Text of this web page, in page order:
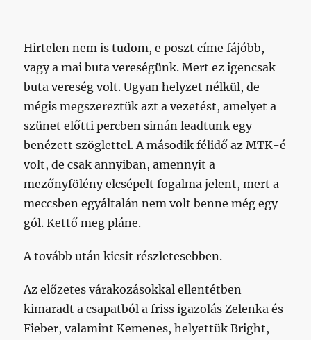
Hirtelen nem is tudom, e poszt címe fájóbb,
vagy a mai buta vereségünk. Mert ez igencsak
buta vereség volt. Ugyan helyzet nélkül, de
mégis megszereztük azt a vezetést, amelyet a
szünet előtti percben simán leadtunk egy
benézett szöglettel. A második félidő az MTK-é
volt, de csak annyiban, amennyit a
mezőnyfölény elcsépelt fogalma jelent, mert a
meccsben egyáltalán nem volt benne még egy
gól. Kettő meg pláne.
A tovább után kicsit részletesebben.
Az előzetes várakozásokkal ellentétben
kimaradt a csapatból a friss igazolás Zelenka és
Fieber, valamint Kemenes, helyettük Bright,